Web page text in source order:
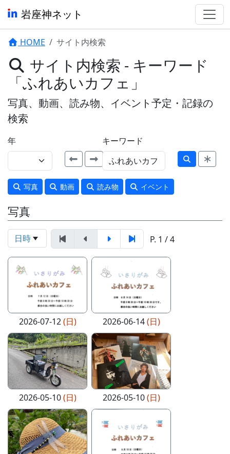
岩座神ネット
HOME サイト内検索
サイト内検索 - キーワード
「ふれあいカフェ」
写真、動画、読み物、イベント予定・記録の
検索
年 キーワード
写真 動画 読み物 イベント
写真
日時 P. 1 / 4
2026-07-12(日) 2026-06-14(日)
2026-05-10(日) 2026-05-10(日)